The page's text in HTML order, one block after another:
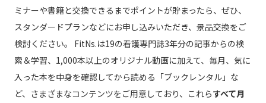
ミナーや書籍と交換できるまでポイントが貯まったら、ぜひ、
スタンダードプランなどにお申し込みいただき、景品交換をご
検討ください。 FitNs.は19の看護専門誌3年分の記事からの検
索＆学習、1,000本以上のオリジナル動画に加えて、毎月、気に
入った本を中身を確認してから読める「ブックレンタル」な
ど、さまざまなコンテンツをご用意しており、これらすべて月